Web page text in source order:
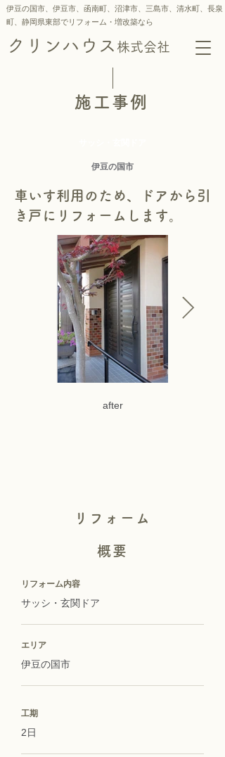
伊豆の国市、伊豆市、函南町、沼津市、三島市、 清水町、 長泉
町、静岡県東部でリフォーム・増改築なら
クリンハウス 株式会社
施工事例
伊豆の国市
車いす利用のため、ドアから引
き戸にリフォームします。
after
リフォーム
概要
リフォーム内容
サッシ・玄関ドア
エリア
伊豆の国市
工期
2日